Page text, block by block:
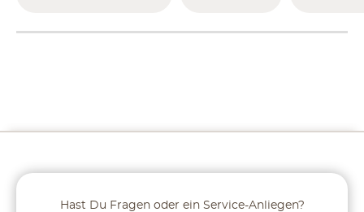
Hast Du Fragen oder ein Service-Anliegen?